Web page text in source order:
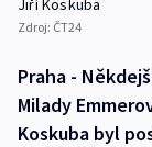
Zdroj: ČT24
Praha -
Milady
Koskuba byl